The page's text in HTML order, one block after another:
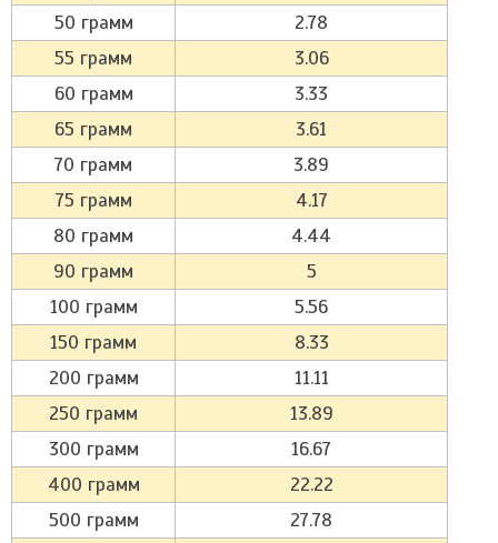
50 грамм
2.78
55 грамм
3.06
60 грамм
3.33
65 грамм
3.61
70 грамм
3.89
75 грамм
4.17
80 грамм
4.44
90 грамм
5
100 грамм
5.56
150 грамм
8.33
200 грамм
11.11
250 грамм
13.89
300 грамм
16.67
400 грамм
22.22
500 грамм
27.78